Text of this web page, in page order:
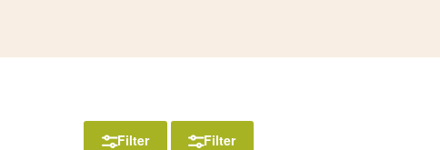
Filter
Filter